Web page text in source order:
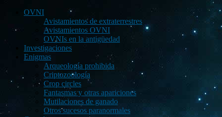
OVNI
Avistamientos de extraterrestres
Avistamientos OVNI
OVNIs en la antigüedad
Investigaciones
Enigmas
Arqueología prohibida
Criptozoología
Crop circles
Fantasmas y otras apariciones
Mutilaciones de ganado
Otros sucesos paranormales